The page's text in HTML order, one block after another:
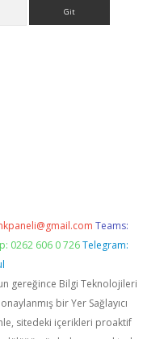
Teams:
0262 606 0 726 Telegram:
gereğince Bilgi Teknolojileri
bir Yer Sağlayıcı
sitedeki içerikleri proaktif